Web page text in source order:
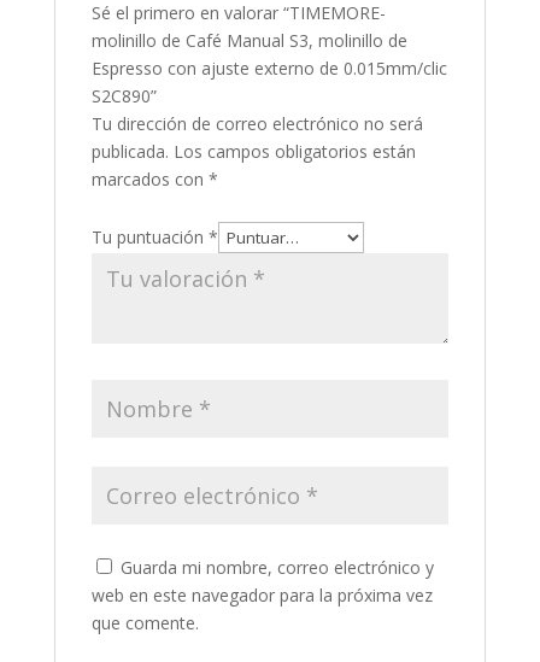
Sé el primero en valorar “TIMEMORE-
molinillo de Café Manual S3, molinillo de
Espresso con ajuste externo de 0.015mm/clic
S2C890”
Tu dirección de correo electrónico no será
publicada. Los campos obligatorios están
marcados con *
Tu puntuación *
Guarda mi nombre, correo electrónico y
web en este navegador para la próxima vez
que comente.